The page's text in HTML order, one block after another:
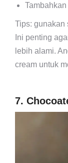
Tips: gunakan
Ini penting
lebih alami.
cream untuk
7.